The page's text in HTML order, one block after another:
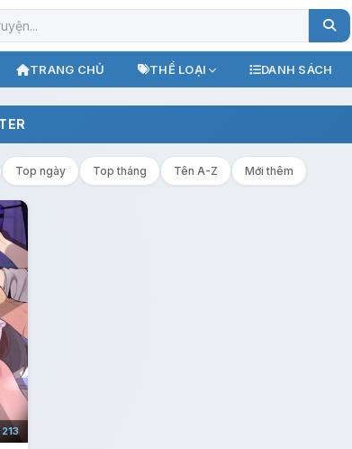
TRANG CHỦ THỂ LOẠI DANH SÁCH
Top ngày Top tháng Tên A-Z Mới thêm
213